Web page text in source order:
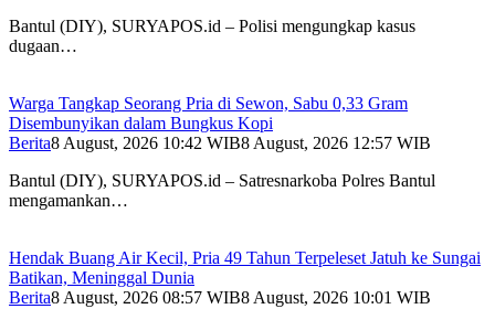
Bantul (DIY), SURYAPOS.id – Polisi mengungkap kasus
dugaan…
Warga Tangkap Seorang Pria di Sewon, Sabu 0,33 Gram
Disembunyikan dalam Bungkus Kopi
Berita8 August, 2026 10:42 WIB8 August, 2026 12:57 WIB
Bantul (DIY), SURYAPOS.id – Satresnarkoba Polres Bantul
mengamankan…
Hendak Buang Air Kecil, Pria 49 Tahun Terpeleset Jatuh ke Sungai
Batikan, Meninggal Dunia
Berita8 August, 2026 08:57 WIB8 August, 2026 10:01 WIB